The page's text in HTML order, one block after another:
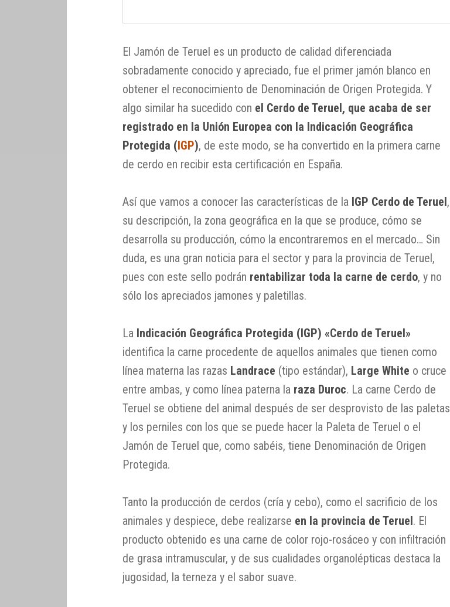
El Jamón de Teruel es un producto de calidad diferenciada
sobradamente conocido y apreciado, fue el primer jamón blanco en
obtener el reconocimiento de Denominación de Origen Protegida. Y
algo similar ha sucedido con el Cerdo de Teruel, que acaba de ser
registrado en la Unión Europea con la Indicación Geográfica
Protegida (IGP), de este modo, se ha convertido en la primera carne
de cerdo en recibir esta certificación en España.
Así que vamos a conocer las características de la IGP Cerdo de Teruel,
su descripción, la zona geográfica en la que se produce, cómo se
desarrolla su producción, cómo la encontraremos en el mercado… Sin
duda, es una gran noticia para el sector y para la provincia de Teruel,
pues con este sello podrán rentabilizar toda la carne de cerdo, y no
sólo los apreciados jamones y paletillas.
La Indicación Geográfica Protegida (IGP) «Cerdo de Teruel»
identifica la carne procedente de aquellos animales que tienen como
línea materna las razas Landrace (tipo estándar), Large White o cruce
entre ambas, y como línea paterna la raza Duroc. La carne Cerdo de
Teruel se obtiene del animal después de ser desprovisto de las paletas
y los perniles con los que se puede hacer la Paleta de Teruel o el
Jamón de Teruel que, como sabéis, tiene Denominación de Origen
Protegida.
Tanto la producción de cerdos (cría y cebo), como el sacrificio de los
animales y despiece, debe realizarse en la provincia de Teruel. El
producto obtenido es una carne de color rojo-rosáceo y con infiltración
de grasa intramuscular, y de sus cualidades organolépticas destaca la
jugosidad, la terneza y el sabor suave.